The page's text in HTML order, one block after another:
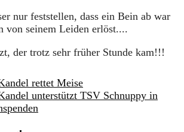
nur feststellen, dass ein Bein ab war
von seinem Leiden erlöst....
der trotz sehr früher Stunde kam!!!
rettet Meise
unterstützt TSV Schnuppy in